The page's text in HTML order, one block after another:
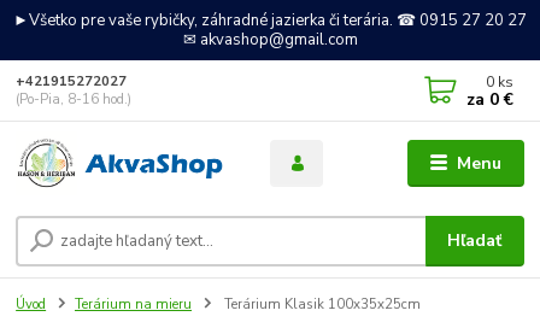
►Všetko pre vaše rybičky, záhradné jazierka či terária. ☎ 0915 27 20 27
✉ akvashop@gmail.com
Menu
Hľadať
+421915272027
(Po-Pia, 8-16 hod.)
0 ks
za 0 €
Úvod Terárium na mieru Terárium Klasik 100x35x25cm